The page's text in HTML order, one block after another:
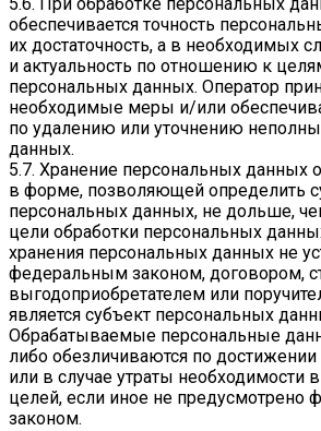
5.6. При обработке персональных
обеспечивается точность
их достаточность, а в необходимых
и актуальность по отношению к
персональных данных. Оператор
необходимые меры и/или
по удалению или уточнению
данных.
5.7. Хранение персональных данных
в форме, позволяющей определить
персональных данных, не дольше,
цели обработки персональных
хранения персональных данных не
федеральным законом, договором,
выгодоприобретателем или
является субъект персональных
Обрабатываемые персональные
либо обезличиваются по
или в случае утраты необходимости
целей, если иное не предусмотрено
законом.